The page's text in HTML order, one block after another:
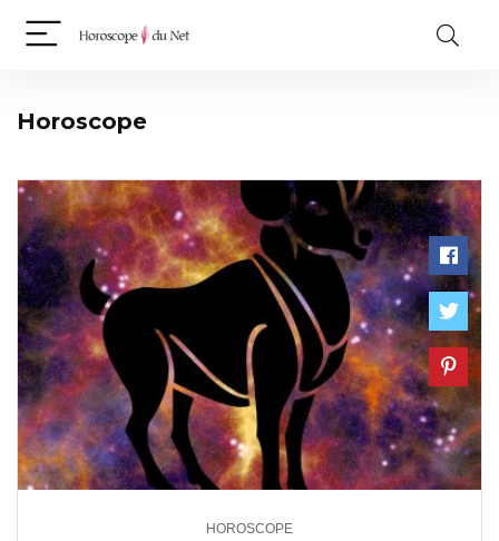
Horoscope
4
HOROSCOPE